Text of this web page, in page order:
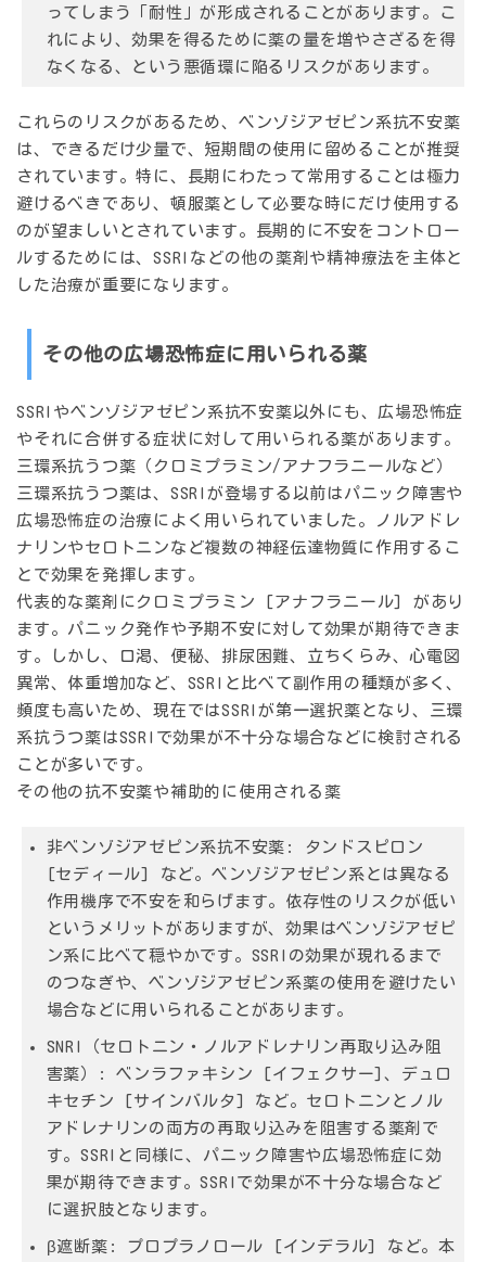
ってしまう「耐性」が形成されることがあります。こ
れにより、効果を得るために薬の量を増やさざるを得
なくなる、という悪循環に陥るリスクがあります。
これらのリスクがあるため、ベンゾジアゼピン系抗不安薬
は、できるだけ少量で、短期間の使用に留めることが推奨
されています。特に、長期にわたって常用することは極力
避けるべきであり、頓服薬として必要な時にだけ使用する
のが望ましいとされています。長期的に不安をコントロー
ルするためには、SSRIなどの他の薬剤や精神療法を主体と
した治療が重要になります。
その他の広場恐怖症に用いられる薬
SSRIやベンゾジアゼピン系抗不安薬以外にも、広場恐怖症
やそれに合併する症状に対して用いられる薬があります。
三環系抗うつ薬（クロミプラミン/アナフラニールなど）
三環系抗うつ薬は、SSRIが登場する以前はパニック障害や
広場恐怖症の治療によく用いられていました。ノルアドレ
ナリンやセロトニンなど複数の神経伝達物質に作用するこ
とで効果を発揮します。
代表的な薬剤にクロミプラミン [アナフラニール] があり
ます。パニック発作や予期不安に対して効果が期待できま
す。しかし、口渇、便秘、排尿困難、立ちくらみ、心電図
異常、体重増加など、SSRIと比べて副作用の種類が多く、
頻度も高いため、現在ではSSRIが第一選択薬となり、三環
系抗うつ薬はSSRIで効果が不十分な場合などに検討される
ことが多いです。
その他の抗不安薬や補助的に使用される薬
非ベンゾジアゼピン系抗不安薬:
タンドスピロン
[セディール] など。ベンゾジアゼピン系とは異なる
作用機序で不安を和らげます。依存性のリスクが低い
というメリットがありますが、効果はベンゾジアゼピ
ン系に比べて穏やかです。SSRIの効果が現れるまで
のつなぎや、ベンゾジアゼピン系薬の使用を避けたい
場合などに用いられることがあります。
SNRI（セロトニン・ノルアドレナリン再取り込み阻
害薬）:
ベンラファキシン [イフェクサー]、デュロ
キセチン [サインバルタ] など。セロトニンとノル
アドレナリンの両方の再取り込みを阻害する薬剤で
す。SSRIと同様に、パニック障害や広場恐怖症に効
果が期待できます。SSRIで効果が不十分な場合など
に選択肢となります。
β遮断薬: プロプラノロール [インデラル] など。本